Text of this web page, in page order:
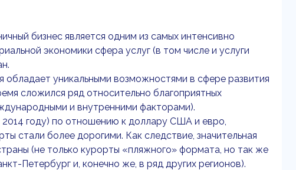
бизнес является одним из самых интенсивно
экономики сфера услуг (в том числе и услуги
уникальными возможностями в сфере развития
сложился ряд относительно благоприятных
и внутренними факторами).
году) по отношению к доллару США и евро,
стали более дорогими. Как следствие, значительная
(не только курорты «пляжного» формата, но так же
Петербург и, конечно же, в ряд других регионов).